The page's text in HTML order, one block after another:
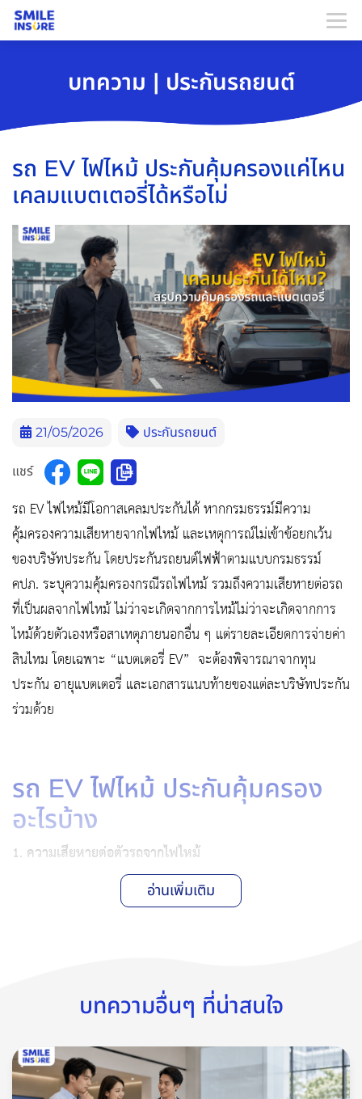
บทความ | ประกันรถยนต์
รถ EV ไฟไหม้ ประกันคุ้มครองแค่ไหน
เคลมแบตเตอรี่ได้หรือไม่
21/05/2026 ประกันรถยนต์
แชร์
รถ EV ไฟไหม้มีโอกาสเคลมประกันได้ หากกรมธรรม์มีความ
คุ้มครองความเสียหายจากไฟไหม้ และเหตุการณ์ไม่เข้าข้อยกเว้น
ของบริษัทประกัน โดยประกันรถยนต์ไฟฟ้าตามแบบกรมธรรม์
คปภ. ระบุความคุ้มครองกรณีรถไฟไหม้ รวมถึงความเสียหายต่อรถ
ที่เป็นผลจากไฟไหม้ ไม่ว่าจะเกิดจากการไหม้ไม่ว่าจะเกิดจากการ
ไหม้ด้วยตัวเองหรือสาเหตุภายนอกอื่น ๆ แต่รายละเอียดการจ่ายค่า
สินไหม โดยเฉพาะ “แบตเตอรี่ EV” จะต้องพิจารณาจากทุน
ประกัน อายุแบตเตอรี่ และเอกสารแนบท้ายของแต่ละบริษัทประกัน
ร่วมด้วย
รถ EV ไฟไหม้ ประกันคุ้มครอง
อะไรบ้าง
1. ความเสียหายต่อตัวรถจากไฟไหม้
ในหมวดความคุ้มครองรถยนต์สูญหาย ไฟไหม้ แบบกรมธรรม์ระบุ
ว่า กรณีรถไฟไหม้ บริษัทจะชดใช้ค่าสินไหมเมื่อรถเกิดความเสียหาย
อ่านเพิ่มเติม
บทความอื่นๆ ที่น่าสนใจ